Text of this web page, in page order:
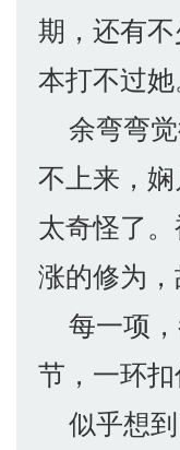
期，还有
本打不过她
余弯弯觉
不上来，
太奇怪了
涨的修为，
每一项，
节，一环扣
似乎想到